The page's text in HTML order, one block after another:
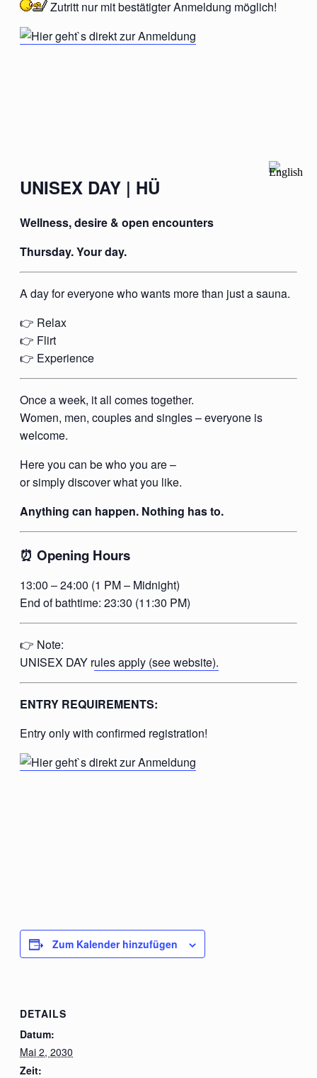
Zutritt nur mitbestätigterAnmeldung möglich!
UNISEX DAY | HÜ
Wellness, desire & open encounters
Thursday. Your day.
A day for everyone who wants more than just a sauna.
👉 Relax
👉 Flirt
👉 Experience
Once a week, it all comes together.
Women, men, couples and singles – everyone is
welcome.
Here you can be who you are –
or simply discover what you like.
Anything can happen. Nothing has to.
⏰ Opening Hours
13:00 – 24:00 (1 PM – Midnight)
End of bathtime: 23:30 (11:30 PM)
👉 Note:
UNISEX DAY rules apply (see website).
ENTRY REQUIREMENTS:
Entry only with confirmed registration!
Zum Kalender hinzufügen
DETAILS
Datum:
Mai 2, 2030
Zeit: